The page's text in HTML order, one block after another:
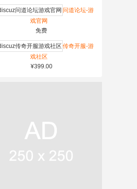
问道论坛-游
戏官网
免费
传奇开服-游
戏社区
¥399.00